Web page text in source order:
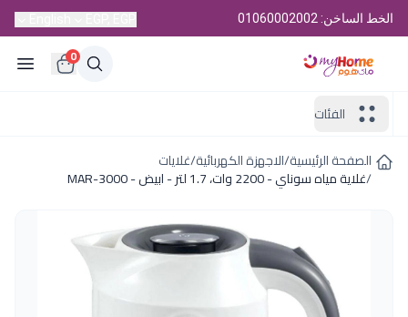
الخط الساخن: 01060002002
0
الفئات
الصفحة الرئيسية/الاجهزة الكهربائية/غلايات
/غلاية مياه سوناي - 2200 وات، 1.7 لتر - ابيض - MAR-3000